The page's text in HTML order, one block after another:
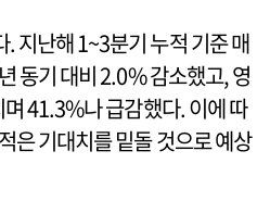
지난해 1~3분기 누적 기준 매
동기 대비 2.0% 감소했고, 영
41.3%나 급감했다. 이에 따
은 기대치를 밑돌 것으로 예상